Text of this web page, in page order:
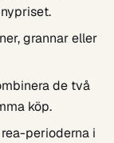
grannar eller
de två
köp.
perioderna i